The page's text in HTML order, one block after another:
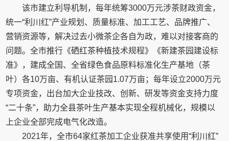
该市建立利导机制，每年统筹3000万元涉茶财政资金，
统一“利川红”产业规划、质量标准、加工工艺、品牌推广、
营销资源等，解决过去小微茶企各自为政，难以对接客商的
问题。全市推行《硒红茶种植技术规程》《新建茶园建设标
准》，建成全国、全省绿色食品原料标准化生产基地（茶
叶）各10万亩、有机认证茶园1.07万亩；每年设立2000万元
专项资金，出台加大企业技改、创新、研发等资金支持力度
“二十条”，助力全县茶叶生产基本实现全程机械化，规模以
上企业全部完成电气化改造。
2021年，全市64家红茶加工企业获准共享使用“利川红”